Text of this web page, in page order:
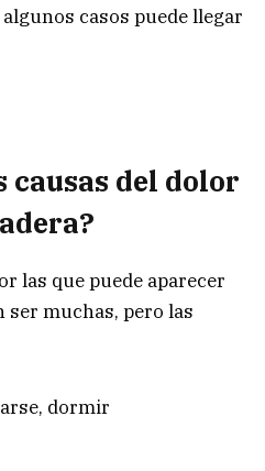
casos puede llegar
causas del dolor
las que puede aparecer
ser muchas, pero las
dormir